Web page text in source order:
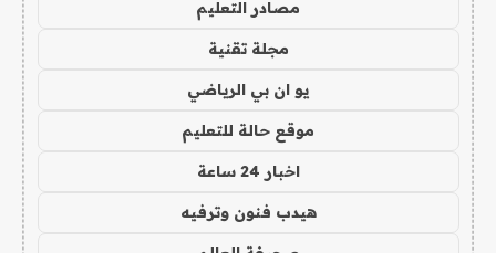
مصادر التعليم
مجلة تقنية
يو ان بي الرياضي
موقع حالة للتعليم
اخبار 24 ساعة
هيدب فنون وترفيه